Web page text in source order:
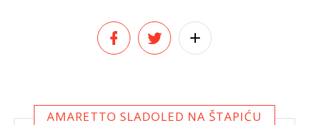
AMARETTO SLADOLED NA ŠTAPIĆU